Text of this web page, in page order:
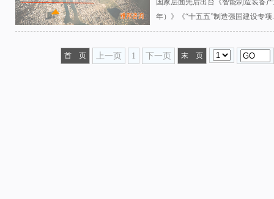
国家层面先后出台《智能制造装备
年）》《“十五五”制造强国建设专项
首 页 上一页 1 下一页 末 页